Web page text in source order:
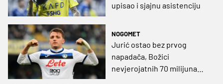
upisao i sjajnu asistenciju
NOGOMET
Jurić ostao bez prvog
napadača, Božici
nevjerojatnih 70 milijuna